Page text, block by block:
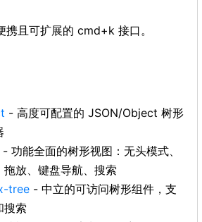
携且可扩展的 cmd+k 接口。
- 高度可配置的 JSON/Object 树形
- 功能全面的树形视图：无头模式、
拖放、键盘导航、搜索
tree - 中立的可访问树形组件，支
搜索